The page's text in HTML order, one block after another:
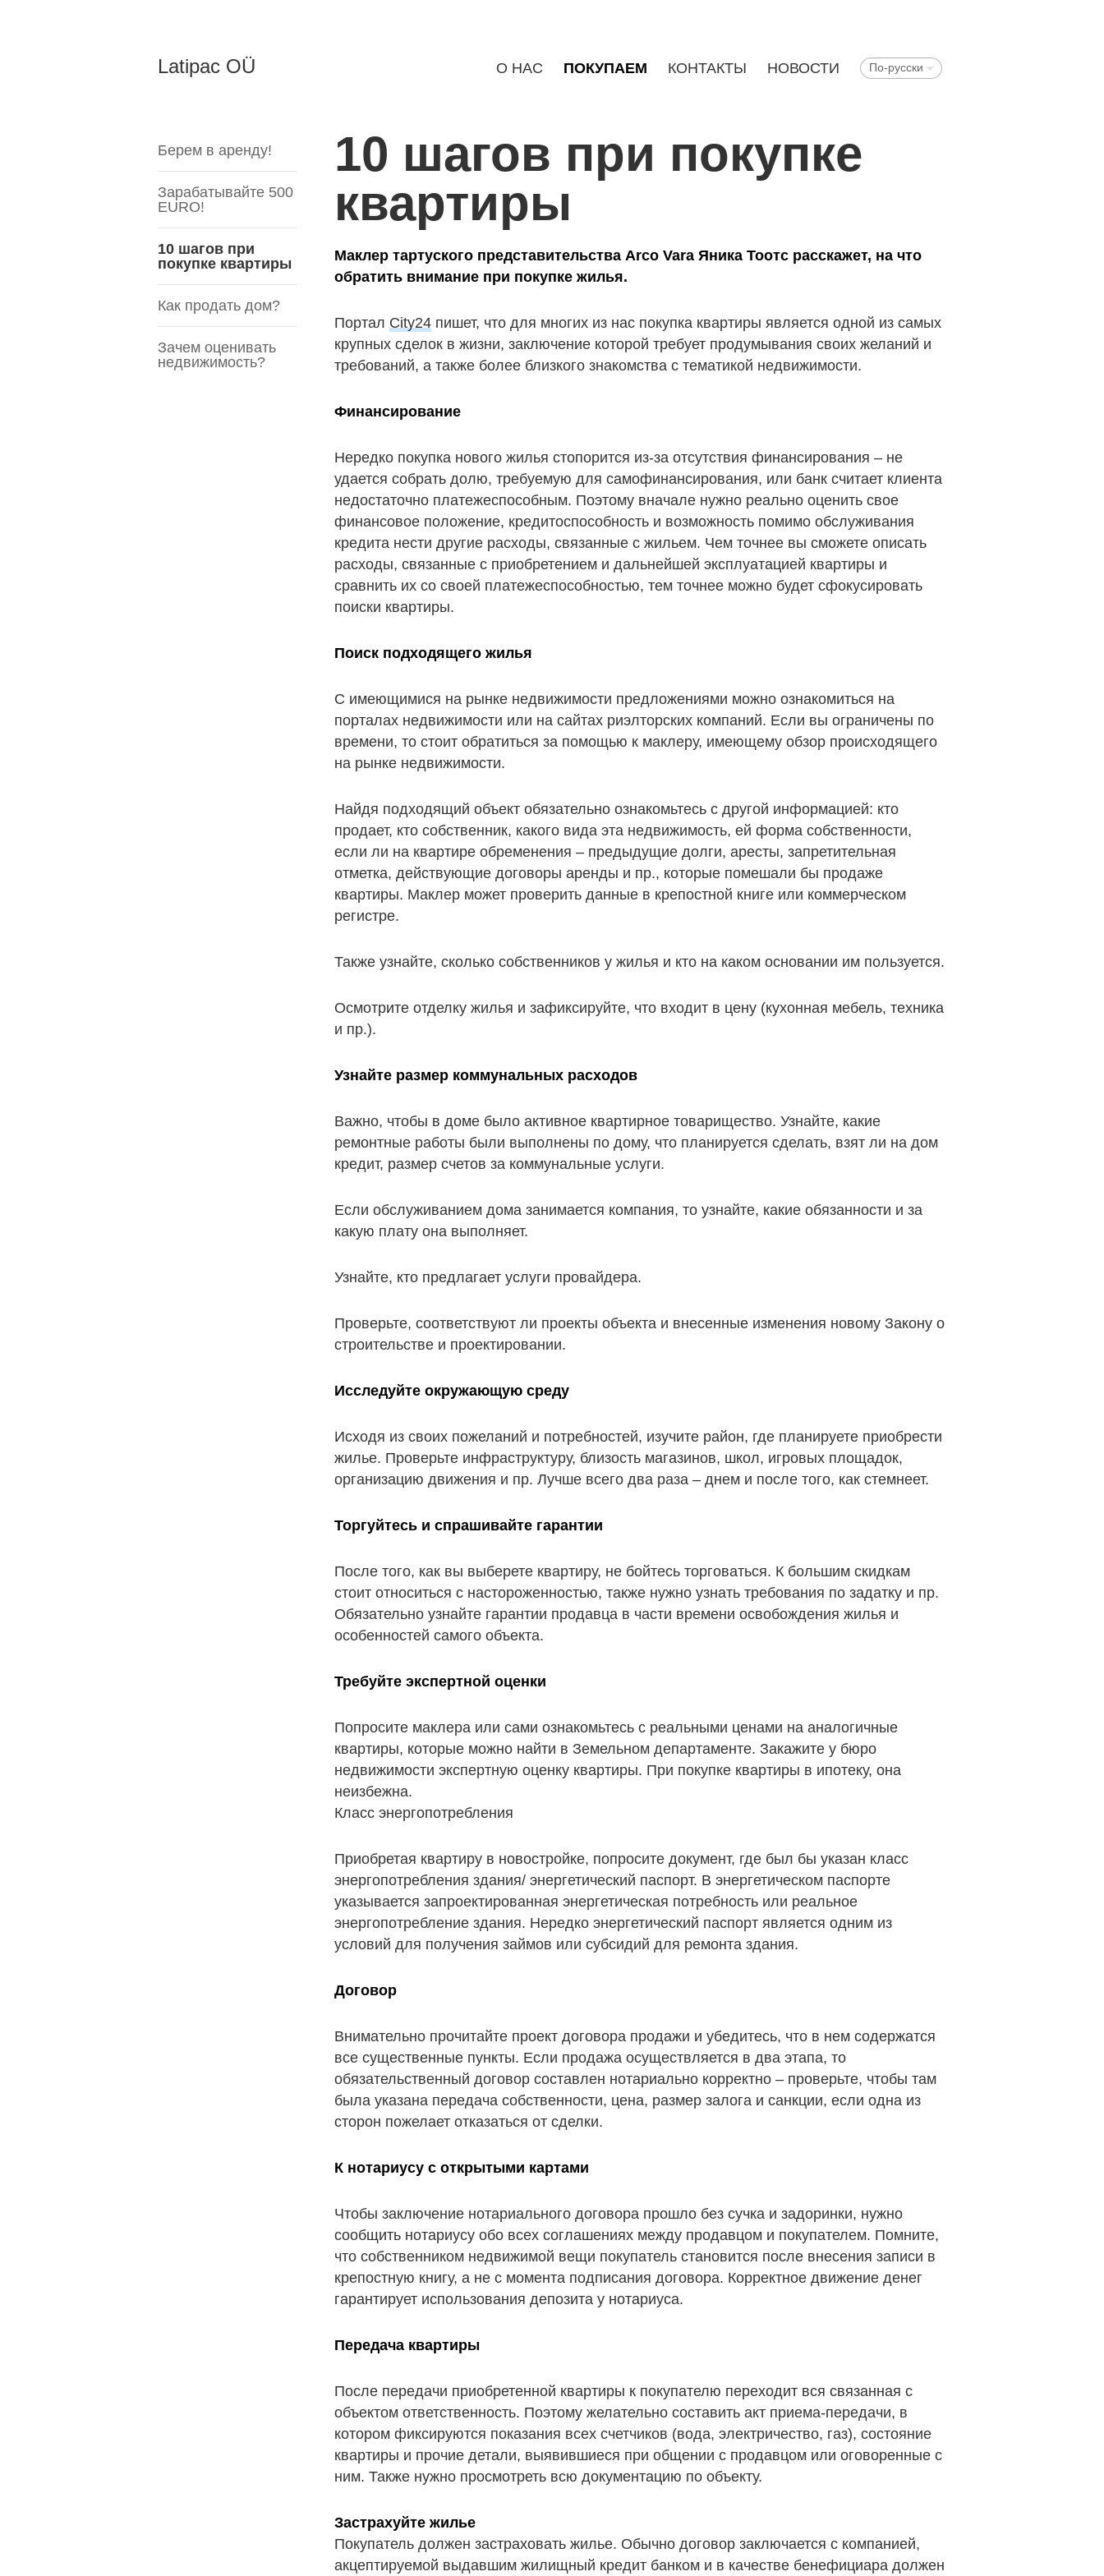
Latipac OÜ О НАС ПОКУПАЕМ КОНТАКТЫ НОВОСТИ По-русски
Берем в аренду!
Зарабатывайте 500
EURO!
10 шагов при
покупке квартиры
Как продать дом?
Зачем оценивать
недвижимость?
10 шагов при покупке
квартиры
Маклер тартуского представительства Arco Vara Яника Тоотс расскажет, на что
обратить внимание при покупке жилья.
Портал City24 пишет, что для многих из нас покупка квартиры является одной из самых
крупных сделок в жизни, заключение которой требует продумывания своих желаний и
требований, а также более близкого знакомства с тематикой недвижимости.
Финансирование
Нередко покупка нового жилья стопорится из-за отсутствия финансирования – не
удается собрать долю, требуемую для самофинансирования, или банк считает клиента
недостаточно платежеспособным. Поэтому вначале нужно реально оценить свое
финансовое положение, кредитоспособность и возможность помимо обслуживания
кредита нести другие расходы, связанные с жильем. Чем точнее вы сможете описать
расходы, связанные с приобретением и дальнейшей эксплуатацией квартиры и
сравнить их со своей платежеспособностью, тем точнее можно будет сфокусировать
поиски квартиры.
Поиск подходящего жилья
С имеющимися на рынке недвижимости предложениями можно ознакомиться на
порталах недвижимости или на сайтах риэлторских компаний. Если вы ограничены по
времени, то стоит обратиться за помощью к маклеру, имеющему обзор происходящего
на рынке недвижимости.
Найдя подходящий объект обязательно ознакомьтесь с другой информацией: кто
продает, кто собственник, какого вида эта недвижимость, ей форма собственности,
если ли на квартире обременения – предыдущие долги, аресты, запретительная
отметка, действующие договоры аренды и пр., которые помешали бы продаже
квартиры. Маклер может проверить данные в крепостной книге или коммерческом
регистре.
Также узнайте, сколько собственников у жилья и кто на каком основании им пользуется.
Осмотрите отделку жилья и зафиксируйте, что входит в цену (кухонная мебель, техника
и пр.).
Узнайте размер коммунальных расходов
Важно, чтобы в доме было активное квартирное товарищество. Узнайте, какие
ремонтные работы были выполнены по дому, что планируется сделать, взят ли на дом
кредит, размер счетов за коммунальные услуги.
Если обслуживанием дома занимается компания, то узнайте, какие обязанности и за
какую плату она выполняет.
Узнайте, кто предлагает услуги провайдера.
Проверьте, соответствуют ли проекты объекта и внесенные изменения новому Закону о
строительстве и проектировании.
Исследуйте окружающую среду
Исходя из своих пожеланий и потребностей, изучите район, где планируете приобрести
жилье. Проверьте инфраструктуру, близость магазинов, школ, игровых площадок,
организацию движения и пр. Лучше всего два раза – днем и после того, как стемнеет.
Торгуйтесь и спрашивайте гарантии
После того, как вы выберете квартиру, не бойтесь торговаться. К большим скидкам
стоит относиться с настороженностью, также нужно узнать требования по задатку и пр.
Обязательно узнайте гарантии продавца в части времени освобождения жилья и
особенностей самого объекта.
Требуйте экспертной оценки
Попросите маклера или сами ознакомьтесь с реальными ценами на аналогичные
квартиры, которые можно найти в Земельном департаменте. Закажите у бюро
недвижимости экспертную оценку квартиры. При покупке квартиры в ипотеку, она
неизбежна.
Класс энергопотребления
Приобретая квартиру в новостройке, попросите документ, где был бы указан класс
энергопотребления здания/ энергетический паспорт. В энергетическом паспорте
указывается запроектированная энергетическая потребность или реальное
энергопотребление здания. Нередко энергетический паспорт является одним из
условий для получения займов или субсидий для ремонта здания.
Договор
Внимательно прочитайте проект договора продажи и убедитесь, что в нем содержатся
все существенные пункты. Если продажа осуществляется в два этапа, то
обязательственный договор составлен нотариально корректно – проверьте, чтобы там
была указана передача собственности, цена, размер залога и санкции, если одна из
сторон пожелает отказаться от сделки.
К нотариусу с открытыми картами
Чтобы заключение нотариального договора прошло без сучка и задоринки, нужно
сообщить нотариусу обо всех соглашениях между продавцом и покупателем. Помните,
что собственником недвижимой вещи покупатель становится после внесения записи в
крепостную книгу, а не с момента подписания договора. Корректное движение денег
гарантирует использования депозита у нотариуса.
Передача квартиры
После передачи приобретенной квартиры к покупателю переходит вся связанная с
объектом ответственность. Поэтому желательно составить акт приема-передачи, в
котором фиксируются показания всех счетчиков (вода, электричество, газ), состояние
квартиры и прочие детали, выявившиеся при общении с продавцом или оговоренные с
ним. Также нужно просмотреть всю документацию по объекту.
Застрахуйте жилье
Покупатель должен застраховать жилье. Обычно договор заключается с компанией,
акцептируемой выдавшим жилищный кредит банком и в качестве бенефициара должен